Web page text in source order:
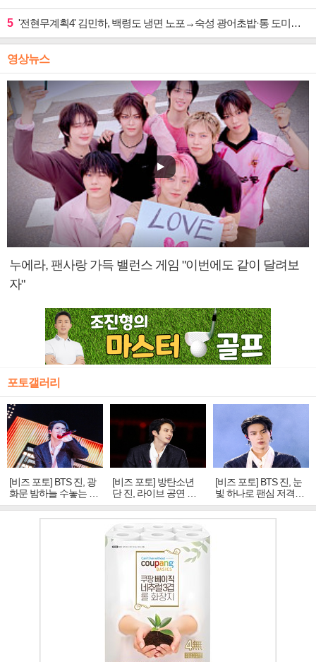
5 '전현무계획4' 김민하, 백령도 냉면 노포→숙성 광어초밥·통 도미찜 맛집 탐방
영상뉴스
누에라, 팬사랑 가득 밸런스 게임 "이번에도 같이 달려보
자"
포토갤러리
[비즈 포토] BTS 진, 광
화문 밤하늘 수놓는 '비
주얼 킹'의 열창
[비즈 포토] 방탄소년
단 진, 라이브 공연 중
빛나는 독보적 아우라
[비즈 포토] BTS 진, 눈
빛 하나로 팬심 저격…
독보적 카리스마